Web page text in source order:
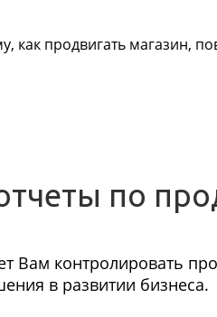
как продвигать магазин,
по
Вам контролировать
в развитии бизнеса.